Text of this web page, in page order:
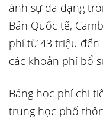
ánh sự đa dạng
Bán Quốc tế,
phí từ 43 triệu đến
các khoản phí bổ
Bảng học phí chi
trung học phổ